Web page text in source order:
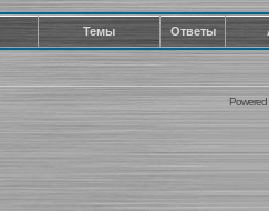
Темы Ответы